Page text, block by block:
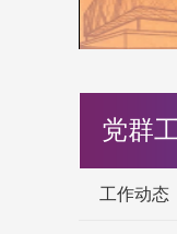
党群
工作动态